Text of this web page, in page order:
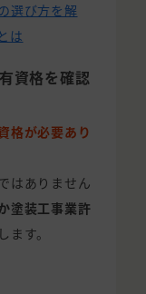
選び方を解
は
資格を確認
格が必要あり
はありません
塗装工事業許
す。